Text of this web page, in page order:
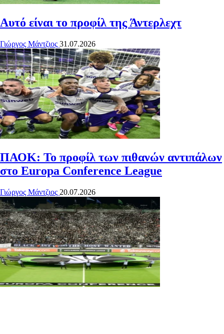
Αυτό είναι το προφίλ της Άντερλεχτ
Γιώργος Μάντζιος 31.07.2026
ΠΑΟΚ: Το προφίλ των πιθανών αντιπάλων
στο Europa Conference League
Γιώργος Μάντζιος 20.07.2026